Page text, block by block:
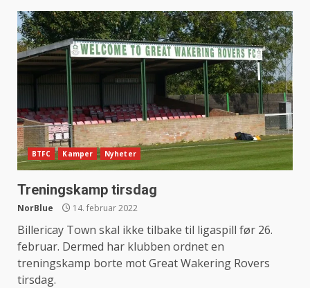
BTFC Kamper Nyheter
Treningskamp tirsdag
NorBlue 14. februar 2022
Billericay Town skal ikke tilbake til ligaspill før 26.
februar. Dermed har klubben ordnet en
treningskamp borte mot Great Wakering Rovers
tirsdag.